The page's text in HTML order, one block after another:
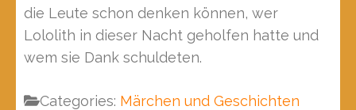
die Leute schon denken können, wer
Lololith in dieser Nacht geholfen hatte und
wem sie Dank schuldeten.
Categories: Märchen und Geschichten